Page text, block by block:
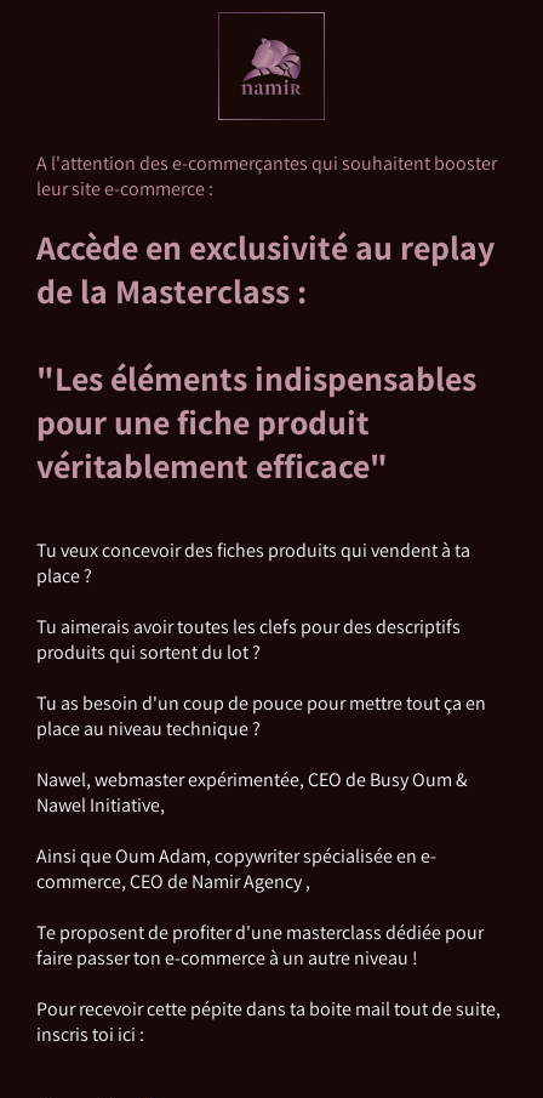
A l'attention des e-commerçantes qui souhaitent booster
leur site e-commerce :
Accède en exclusivité au replay
de la Masterclass :
"Les éléments indispensables
pour une fiche produit
véritablement efficace"
Tu veux concevoir des fiches produits qui vendent à ta
place ?
Tu aimerais avoir toutes les clefs pour des descriptifs
produits qui sortent du lot ?
Tu as besoin d'un coup de pouce pour mettre tout ça en
place au niveau technique ?
Nawel, webmaster expérimentée, CEO de Busy Oum &
Nawel Initiative,
Ainsi que Oum Adam, copywriter spécialisée en e-
commerce, CEO de Namir Agency ,
Te proposent de profiter d'une masterclass dédiée pour
faire passer ton e-commerce à un autre niveau !
Pour recevoir cette pépite dans ta boite mail tout de suite,
inscris toi ici :